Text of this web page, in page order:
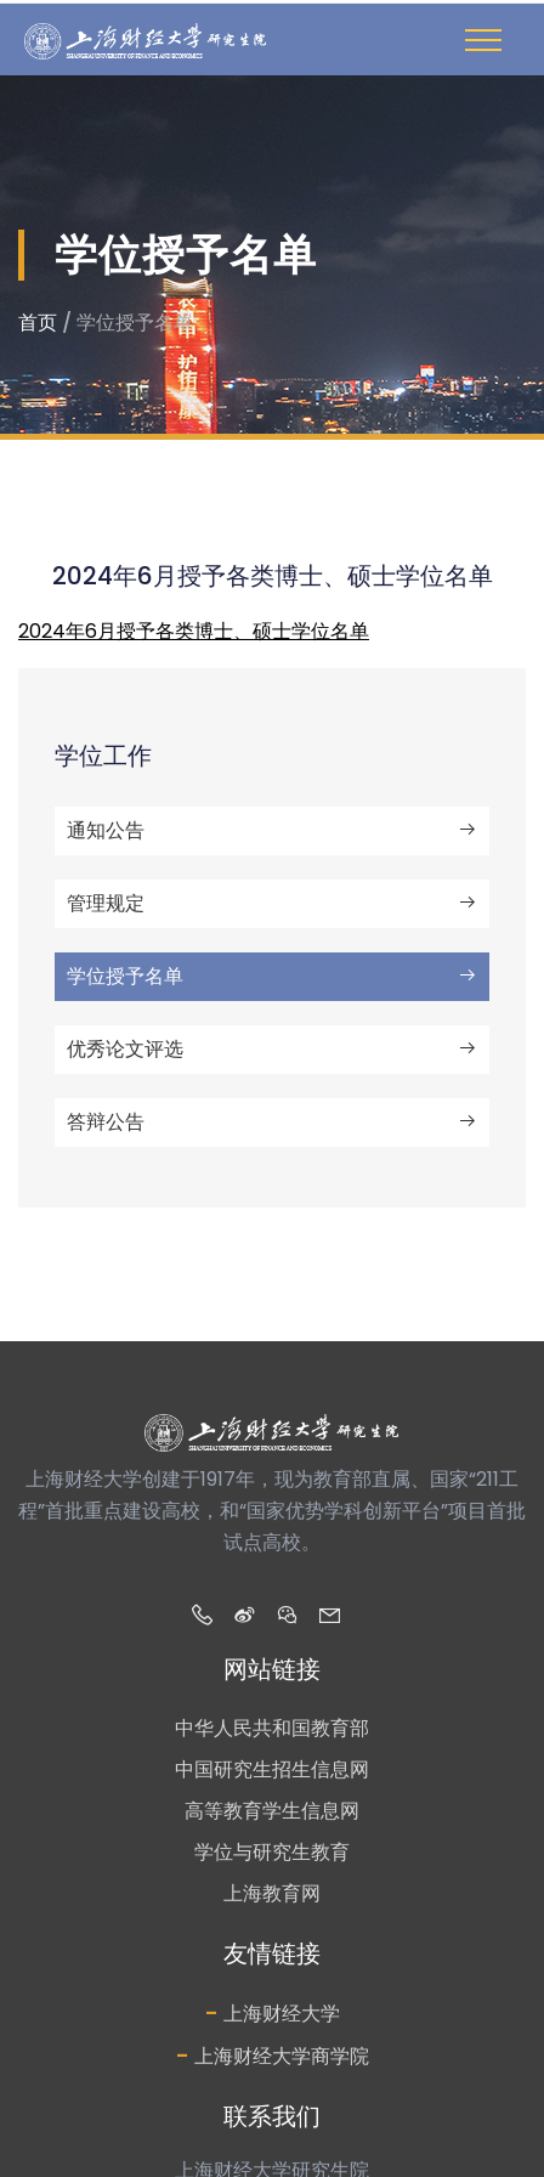
学位授予名单
首页 / 学位授予名单
2024年6月授予各类博士、硕士学位名单
2024年6月授予各类博士、硕士学位名单
学位工作
通知公告
管理规定
学位授予名单
优秀论文评选
答辩公告
上海财经大学创建于1917年，现为教育部直属、国家“211工
程”首批重点建设高校，和“国家优势学科创新平台”项目首批
试点高校。
网站链接
中华人民共和国教育部
中国研究生招生信息网
高等教育学生信息网
学位与研究生教育
上海教育网
友情链接
- 上海财经大学
- 上海财经大学商学院
联系我们
上海财经大学研究生院